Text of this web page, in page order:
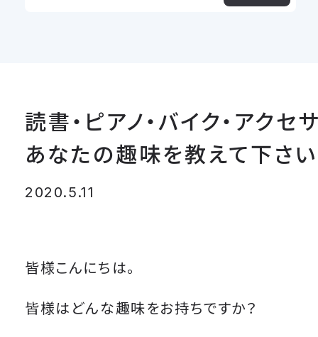
読書・ピアノ・バイク・アクセ
あなたの趣味を教えて下さい
2020.5.11
皆様こんにちは。
皆様はどんな趣味をお持ちですか？